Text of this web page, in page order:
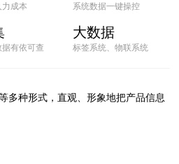
成本 系统数据一键操控
据有依可查
大数据
标签系统、物联系统
多种形式，直观、形象地把产品信息